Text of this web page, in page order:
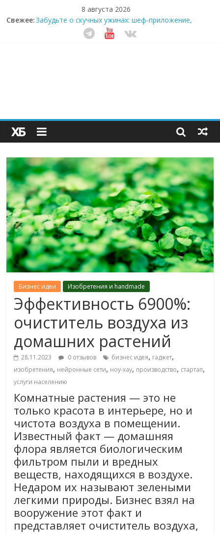
8 августа 2026
Свежее:Забудьте о скучных ужинах: шеф-приложение,
которое видит вашу еду насквозь
Небо зовёт: как бизнес на полётах дронов и
Секрет супергидратации: почему кокосовая вода с
пребиотиками становится главным трендом
здорового питания
Бизнес идеи Изобретения и handmade
Эффективность 6900%:
очиститель воздуха из
домашних растений
28.11.2023 0 отзывов бизнес идея, гаджет,
изобретения, нейронные сети, ноу-хау, производство, стартап,
услуги населению
Комнатные растения — это не
только красота в интерьере, но и
чистота воздуха в помещении.
Известный факт — домашняя
флора является биологическим
фильтром пыли и вредных
веществ, находящихся в воздухе.
Недаром их называют зелеными
легкими природы. Бизнес взял на
вооружение этот факт и
представляет очиститель воздуха,